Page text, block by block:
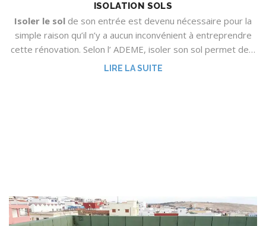
ISOLATION SOLS
Isoler le sol de son entrée est devenu nécessaire pour la
simple raison qu’il n’y a aucun inconvénient à entreprendre
cette rénovation. Selon l’ ADEME, isoler son sol permet de…
LIRE LA SUITE